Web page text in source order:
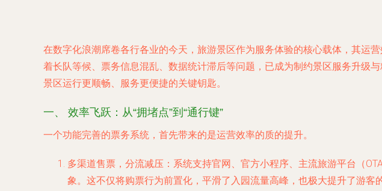
在数字化浪潮席卷各行各业的今天，旅游景区作为服务体验的核心载体，其运
着长队等候、票务信息混乱、数据统计滞后等问题，已成为制约景区服务升级
景区运行更顺畅、服务更便捷的关键钥匙。
一、 效率飞跃：从“拥堵点”到“通行键”
一个功能完善的票务系统，首先带来的是运营效率的质的提升。
多渠道售票，分流减压 ：系统支持官网、官方小程序、主流旅游平台（
象。这不仅将购票行为前置化，平滑了入园流量高峰，也极大提升了游客